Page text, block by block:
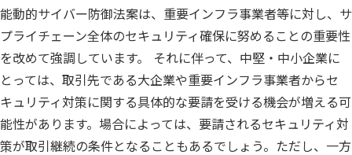
能動的サイバー防御法案は、重要インフラ事業者等に対し、サ
プライチェーン全体のセキュリティ確保に努めることの重要性
を改めて強調しています。 それに伴って、中堅・中小企業に
とっては、取引先である大企業や重要インフラ事業者からセ
キュリティ対策に関する具体的な要請を受ける機会が増える可
能性があります。場合によっては、要請されるセキュリティ対
策が取引継続の条件となることもあるでしょう。ただし、一方